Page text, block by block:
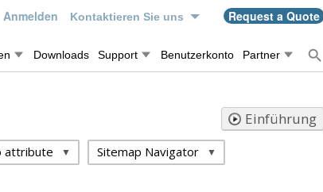
Anmelden Kontaktieren Sie uns Request a Quote
Downloads Support Benutzerkonto Partner
Einführung
attribute Sitemap Navigator